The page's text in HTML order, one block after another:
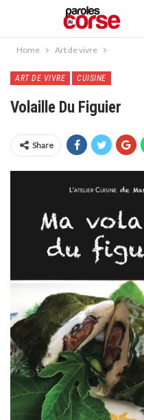
Home Art de vivre
ART DE VIVRE CUISINE
Volaille Du Figuier
Share